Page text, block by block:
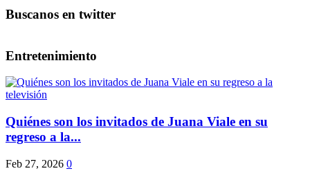
Buscanos en twitter
Entretenimiento
Quiénes son los invitados de Juana Viale en su
regreso a la...
Feb 27, 2026 0